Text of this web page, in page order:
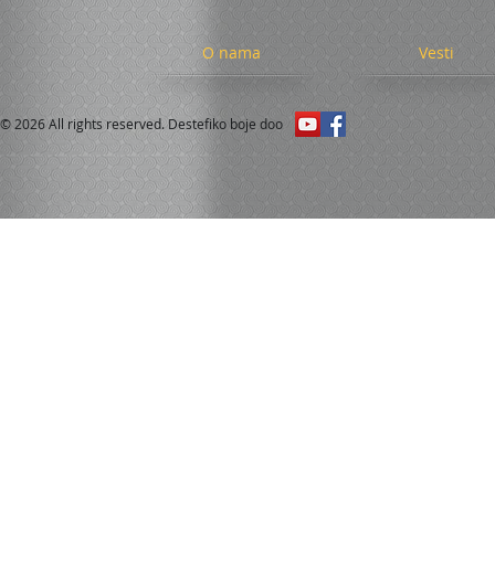
© 2026 All rights reserved. Destefiko boje doo
Vesti
O nama